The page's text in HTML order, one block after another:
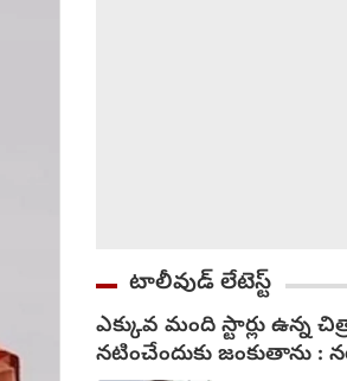
టాలీవుడ్ లేటెస్ట్
ఎక్కువ మంది స్టార్లు ఉన్న
నటించేందుకు జంకుతాను